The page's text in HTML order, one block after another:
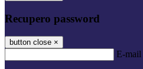
Recupero password
button close ×
E-mail